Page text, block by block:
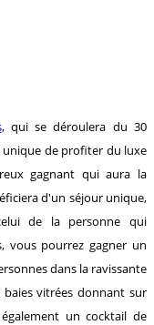
, qui se déroulera du 30
unique de profiter du luxe
gagnant qui aura la
d'un séjour unique,
de la personne qui
vous pourrez gagner un
dans la ravissante
vitrées donnant sur
un cocktail de